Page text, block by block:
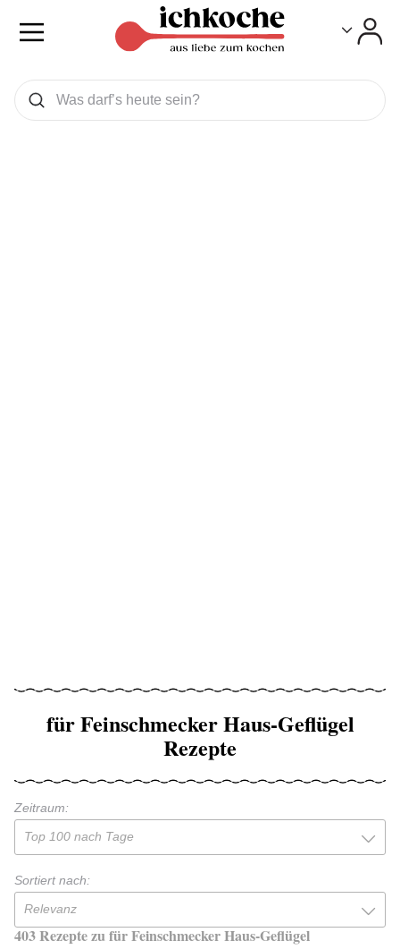
Was wollen Sie suchen
Suchen
für Feinschmecker Haus-Geflügel
Rezepte
Zeitraum:
Top 100 nach Tage
Sortiert nach:
Relevanz
403 Rezepte zu für Feinschmecker Haus-Geflügel